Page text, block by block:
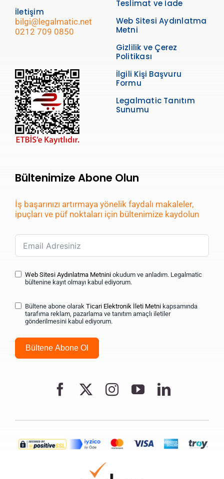
İletişim
bilgi@legalmatic.net
0212 709 0850
Teslimat ve İade
Web Sitesi Aydınlatma
Metni
Gizlilik ve Çerez
Politikası
İlgili Kişi Başvuru
Formu
Legalmatic Tanıtım
Sunumu
Bültenimize Abone Olun
İş başarınızı artırmaya yönelik faydalı makaleler,
ipuçları ve püf noktaları için bültenimize kaydolun
Web Sitesi Aydınlatma Metniniokudum ve anladım. Legalmatic
bültenine kayıt olmayı kabul ediyorum.
Bültene abone olarak Ticari Elektronik İleti Metnikapsamında
tarafıma reklam, pazarlama ve tanıtım amaçlı iletiler
gönderilmesini kabul ediyorum.
Bültene Abone Ol